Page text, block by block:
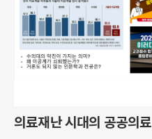
의료재난 시대의 공공의료